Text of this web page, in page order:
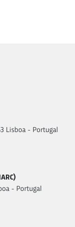
Lisboa - Portugal
- Portugal